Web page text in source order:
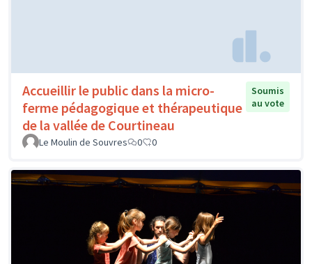
Accueillir le public dans la micro-
ferme pédagogique et thérapeutique
de la vallée de Courtineau
Soumis
au vote
Le Moulin de Souvres 0 0